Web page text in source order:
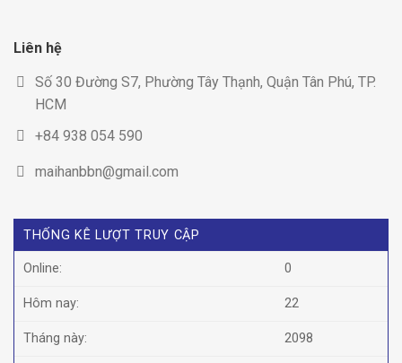
Liên hệ
Số 30 Đường S7, Phường Tây Thạnh, Quận Tân Phú, TP.
HCM
+84 938 054 590
maihanbbn@gmail.com
THỐNG KÊ LƯỢT TRUY CẬP
Online: 0
Hôm nay: 22
Tháng này: 2098